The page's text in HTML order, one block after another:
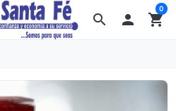
search  shopping_cart
0